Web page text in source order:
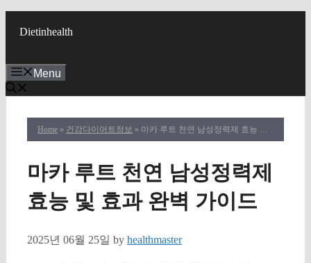
Dietinhealth
Menu
Home » 건강다이어트정보 » 마카 루트 천연 남성정력제 효능 및 효과 완벽 가이드
마카 루트 천연 남성정력제
효능 및 효과 완벽 가이드
2025년 06월 25일 by healthmaster